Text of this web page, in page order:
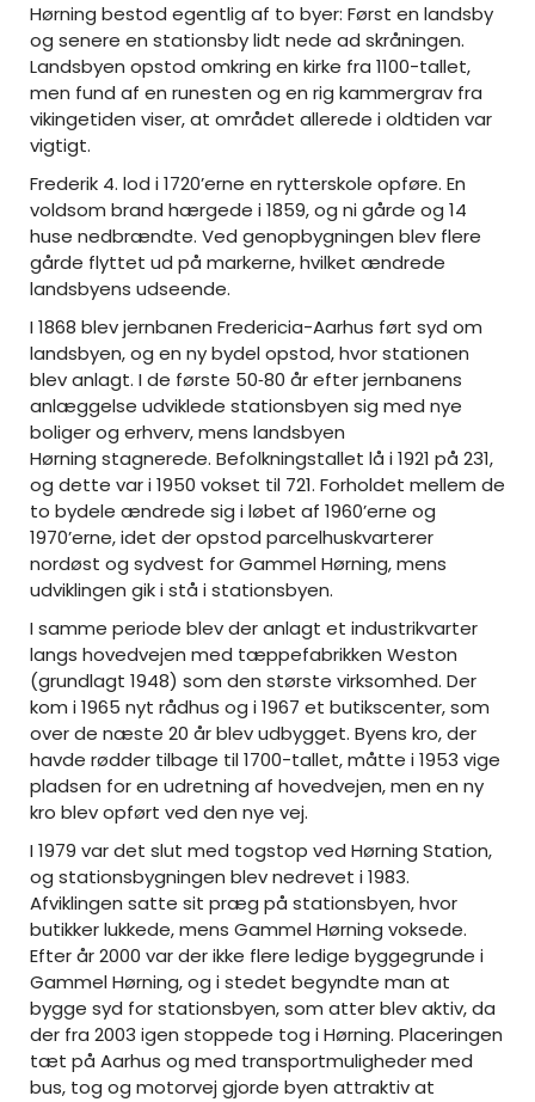
Hørning bestod egentlig af to byer: Først en landsby
og senere en stationsby lidt nede ad skråningen.
Landsbyen opstod omkring en kirke fra 1100-tallet,
men fund af en runesten og en rig kammergrav fra
vikingetiden viser, at området allerede i oldtiden var
vigtigt.
Frederik 4. lod i 1720’erne en rytterskole opføre. En
voldsom brand hærgede i 1859, og ni gårde og 14
huse nedbrændte. Ved genopbygningen blev flere
gårde flyttet ud på markerne, hvilket ændrede
landsbyens udseende.
I 1868 blev jernbanen Fredericia-Aarhus ført syd om
landsbyen, og en ny bydel opstod, hvor stationen
blev anlagt. I de første 50‑80 år efter jernbanens
anlæggelse udviklede stationsbyen sig med nye
boliger og erhverv, mens landsbyen
Hørning stagnerede. Befolkningstallet lå i 1921 på 231,
og dette var i 1950 vokset til 721. Forholdet mellem de
to bydele ændrede sig i løbet af 1960’erne og
1970’erne, idet der opstod parcelhuskvarterer
nordøst og sydvest for Gammel Hørning, mens
udviklingen gik i stå i stationsbyen.
I samme periode blev der anlagt et industrikvarter
langs hovedvejen med tæppefabrikken Weston
(grundlagt 1948) som den største virksomhed. Der
kom i 1965 nyt rådhus og i 1967 et butikscenter, som
over de næste 20 år blev udbygget. Byens kro, der
havde rødder tilbage til 1700-tallet, måtte i 1953 vige
pladsen for en udretning af hovedvejen, men en ny
kro blev opført ved den nye vej.
I 1979 var det slut med togstop ved Hørning Station,
og stationsbygningen blev nedrevet i 1983.
Afviklingen satte sit præg på stationsbyen, hvor
butikker lukkede, mens Gammel Hørning voksede.
Efter år 2000 var der ikke flere ledige byggegrunde i
Gammel Hørning, og i stedet begyndte man at
bygge syd for stationsbyen, som atter blev aktiv, da
der fra 2003 igen stoppede tog i Hørning. Placeringen
tæt på Aarhus og med transportmuligheder med
bus, tog og motorvej gjorde byen attraktiv at